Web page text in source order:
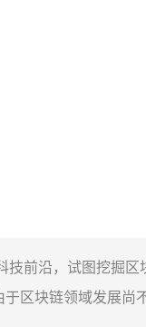
前沿，试图挖掘
区块链领域发展尚